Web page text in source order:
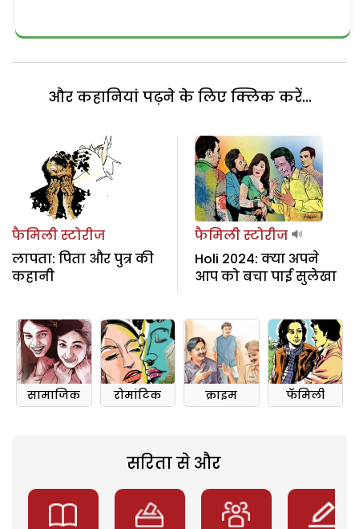
और कहानियां पढ़ने के लिए क्लिक करें...
फैमिली स्टोरीज
लापता: पिता और पुत्र की
कहानी
फैमिली स्टोरीज
Holi 2024: क्या अपने
आप को बचा पाई सुलेखा
सामाजिक रोमांटिक क्राइम फॅमिली
सरिता से और